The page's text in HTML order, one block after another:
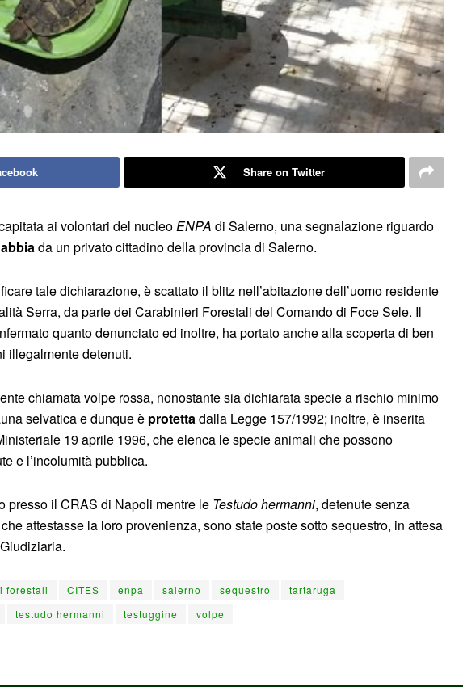
Share on Twitter
ai volontari del nucleo ENPA di Salerno, una segnalazione riguardo
da un privato cittadino della provincia di Salerno.
tale dichiarazione, è scattato il blitz nell’abitazione dell’uomo residente
Serra, da parte dei Carabinieri Forestali del Comando di Foce Sele. Il
quanto denunciato ed inoltre, ha portato anche alla scoperta di ben
illegalmente detenuti.
chiamata volpe rossa, nonostante sia dichiarata specie a rischio minimo
selvatica e dunque è protetta dalla Legge 157/1992; inoltre, è inserita
19 aprile 1996, che elenca le specie animali che possono
e l’incolumità pubblica.
presso il CRAS di Napoli mentre le Testudo hermanni, detenute senza
che attestasse la loro provenienza, sono state poste sotto sequestro, in attesa
forestali CITES enpa salerno sequestro
tartaruga
testudo hermanni testuggine volpe